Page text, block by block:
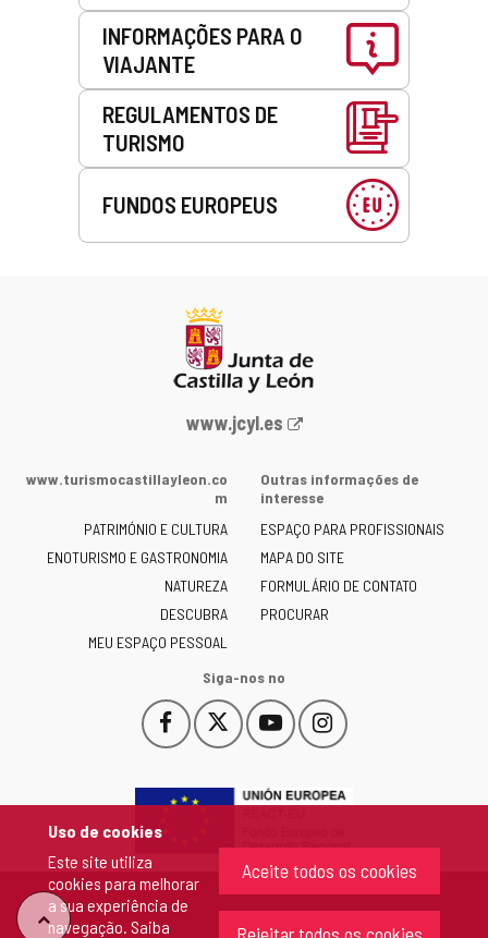
Uso de cookies
Este site utiliza
cookies para melhorar
a sua experiência de
navegação. Saiba
Aceite todos os cookies
INFORMAÇÕES PARA O
VIAJANTE
REGULAMENTOS DE
TURISMO
FUNDOS EUROPEUS
Portal
Junta
Castilla
y
León
-
www.jcyl.es
www.turismocastillayleon.co
m
PATRIMÓNIO E CULTURA
ENOTURISMO E GASTRONOMIA
NATUREZA
DESCUBRA
MEU ESPAÇO PESSOAL
Outras informações de
interesse
ESPAÇO PARA PROFISSIONAIS
MAPA DO SITE
FORMULÁRIO DE CONTATO
PROCURAR
Siga-nos no
Facebook
Este
enlace
abrirá
nueva.
Este
enlace
abrirá
ventana
nueva.
YouTube
Este
enlace
abrirá
ventana
nueva.
Instagram
Este
enlace
abrirá
nueva.
"Voltar